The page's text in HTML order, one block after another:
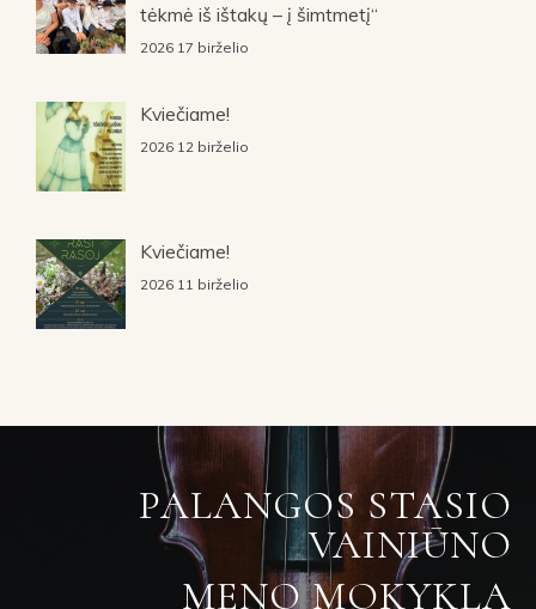
tėkmė iš ištakų – į šimtmetį“
2026 17 birželio
Kviečiame!
2026 12 birželio
Kviečiame!
2026 11 birželio
PALANGOS STASIO
VAINIŪNO
MENO MOKYKLA